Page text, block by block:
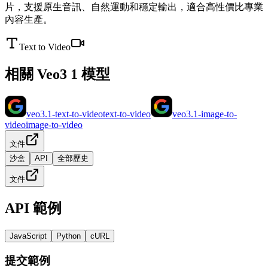
片，支援原生音訊、自然運動和穩定輸出，適合高性價比專業
內容生產。
Text to Video
相關 Veo3 1 模型
veo3.1-text-to-videotext-to-video
veo3.1-image-to-
videoimage-to-video
文件
沙盒
API 全部歷史
文件
API 範例
JavaScript Python cURL
提交範例